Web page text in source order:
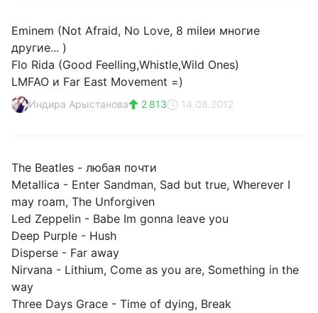
Eminem (Not Afraid, No Love, 8 mileи многие
другие... )
Flo Rida (Good Feelling,Whistle,Wild Ones)
LMFAO и Far East Movement =)
Индира Арыстанова 2 813 14.08.2012
The Beatles - любая почти
Metallica - Enter Sandman, Sad but true, Wherever I
may roam, The Unforgiven
Led Zeppelin - Babe Im gonna leave you
Deep Purple - Hush
Disperse - Far away
Nirvana - Lithium, Come as you are, Something in the
way
Three Days Grace - Time of dying, Break